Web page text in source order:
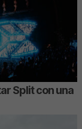
Split con una